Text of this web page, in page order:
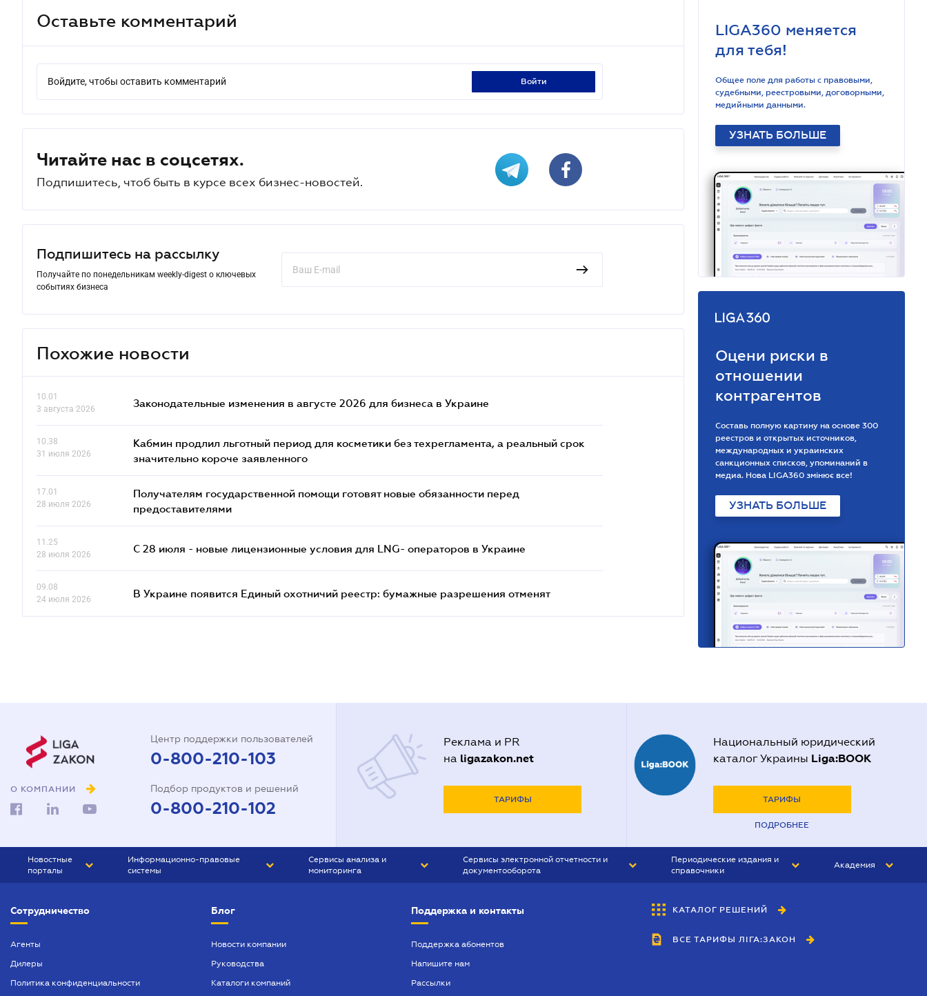
Оставьте комментарий
Войдите, чтобы оставить комментарий войти
Читайте нас в соцсетях.
Подпишитесь, чтоб быть в курсе всех бизнес-новостей.
Подпишитесь на рассылку
Получайте по понедельникам weekly-digest о ключевых
событиях бизнеса
Похожие новости
10.01
3 августа 2026
Законодательные изменения в августе 2026 для бизнеса в Украине
10.38
31 июля 2026
Кабмин продлил льготный период для косметики без техрегламента, а реальный срок
значительно короче заявленного
17.01
28 июля 2026
Получателям государственной помощи готовят новые обязанности перед
предоставителями
11.25
28 июля 2026
С 28 июля - новые лицензионные условия для LNG- операторов в Украине
09.08
24 июля 2026
В Украине появится Единый охотничий реестр: бумажные разрешения отменят
LIGA360 меняется
для тебя!
Общее поле для работы с правовыми,
судебными, реестровыми, договорными,
медийными данными.
УЗНАТЬ БОЛЬШЕ
Оцени риски в
отношении
контрагентов
Составь полную картину на основе 300
реестров и открытых источников,
международных и украинских
санкционных списков, упоминаний в
медиа. Нова LIGA360 змінює все!
УЗНАТЬ БОЛЬШЕ
О КОМПАНИИ
Центр поддержки пользователей
0-800-210-103
Подбор продуктов и решений
0-800-210-102
Реклама и PR
на ligazakon.net
ТАРИФЫ
Национальный юридический
каталог Украины Liga:BOOK
ТАРИФЫ
ПОДРОБНЕЕ
Новостные
порталы
БИЗНЕС
Информационно-правовые
системы
БУХГАЛТЕР ПРОФ
ЮРИСТ ПРОФ
Сервисы анализа и
мониторинга
Сервисы электронной отчетности и
документооборота
Периодические издания и
справочники
БУХГАЛТЕР&ЗАКОН
ВЕСТНИК МСФО
Академия
Сотрудничество
Агенты
Дилеры
Политика конфиденциальности
Блог
Новости компании
Руководства
Каталоги компаний
Поддержка и контакты
Поддержка абонентов
Напишите нам
Рассылки
КАТАЛОГ РЕШЕНИЙ
ВСЕ ТАРИФЫ ЛІГА:ЗАКОН